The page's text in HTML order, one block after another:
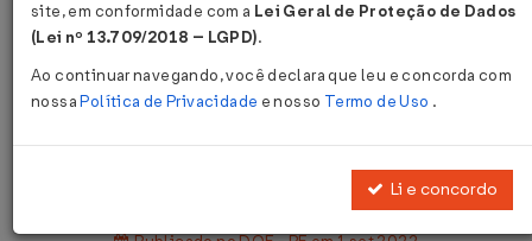
Página Inicial
Legislações
Decreto Nº 53483 DE 31/08/2022
site, em conformidade com a Lei Geral de Proteção de Dados
(Lei nº 13.709/2018 – LGPD).
Ao continuar navegando, você declara que leu e concorda com
nossaPolítica de Privacidade e nosso Termo de Uso .
Li e concordo